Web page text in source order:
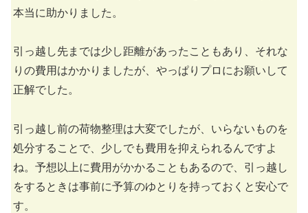
本当に助かりました。
引っ越し先までは少し距離があったこともあり、それな
りの費用はかかりましたが、やっぱりプロにお願いして
正解でした。
引っ越し前の荷物整理は大変でしたが、いらないものを
処分することで、少しでも費用を抑えられるんですよ
ね。予想以上に費用がかかることもあるので、引っ越し
をするときは事前に予算のゆとりを持っておくと安心で
す。